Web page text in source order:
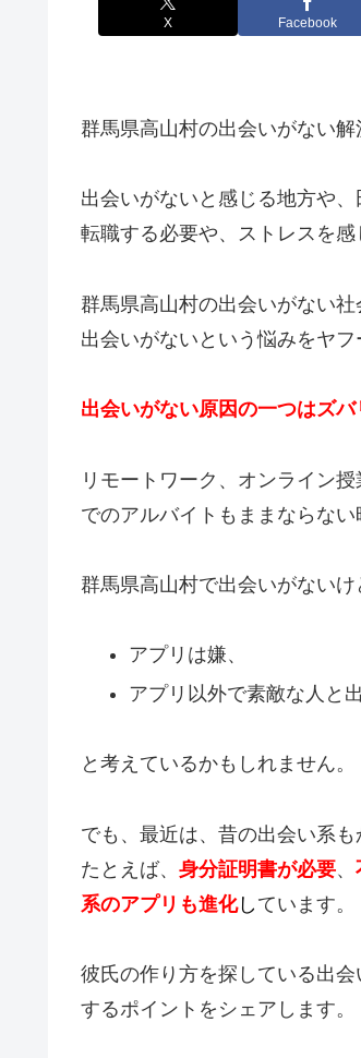
X Facebook
群馬県高山村の出会いがない解
出会いがないと感じる地方や、
転職する必要や、ストレスを感
群馬県高山村の出会いがない
出会いがないという悩みをヤフ
出会いがない原因の一つはズ
リモートワーク、オンライン
でのアルバイトもままならな
群馬県高山村で出会いがないけ
アプリは嫌、
アプリ以外で素敵な人と
と考えているかもしれません。
でも、最近は、昔の出会い系も
たとえば、 身分証明書が必要、
系のアプリも進化し ています。
彼氏の作り方を探している出
するポイントをシェアします。